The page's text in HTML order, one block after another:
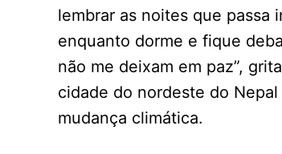
lembrar as noites que passa
enquanto dorme e fique
não me deixam em paz”,
cidade do nordeste do
mudança climática.